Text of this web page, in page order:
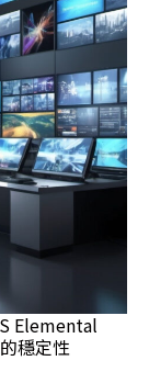
Elemental
穩定性